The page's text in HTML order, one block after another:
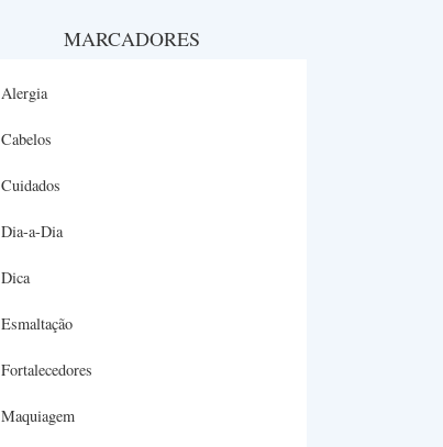
MARCADORES
Alergia
Cabelos
Cuidados
Dia-a-Dia
Dica
Esmaltação
Fortalecedores
Maquiagem